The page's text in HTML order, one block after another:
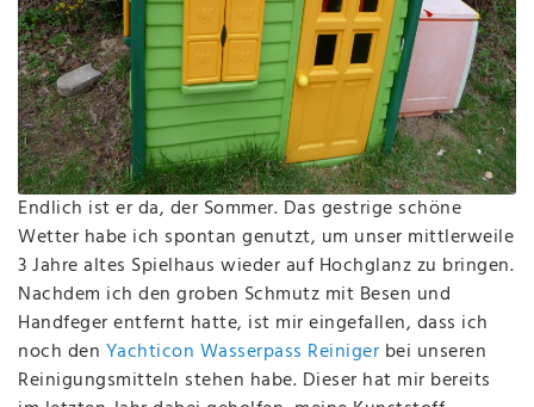
Endlich ist er da, der Sommer. Das gestrige schöne
Wetter habe ich spontan genutzt, um unser mittlerweile
3 Jahre altes Spielhaus wieder auf Hochglanz zu bringen.
Nachdem ich den groben Schmutz mit Besen und
Handfeger entfernt hatte, ist mir eingefallen, dass ich
noch den Yachticon Wasserpass Reiniger bei unseren
Reinigungsmitteln stehen habe. Dieser hat mir bereits